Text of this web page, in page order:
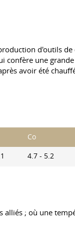
d'outils
confère une
avoir été
Co
4.7 - 5.2
alliés ; où une